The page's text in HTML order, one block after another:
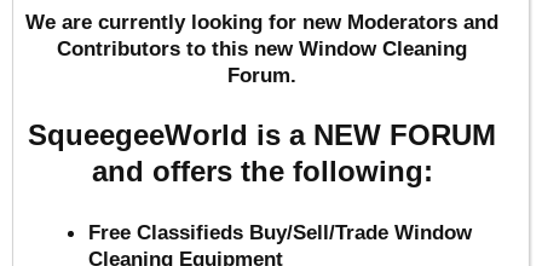
We are currently looking for new Moderators and
Contributors to this new Window Cleaning
Forum.
SqueegeeWorld is a NEW FORUM
and offers the following:
Free Classifieds Buy/Sell/Trade Window
Cleaning Equipment